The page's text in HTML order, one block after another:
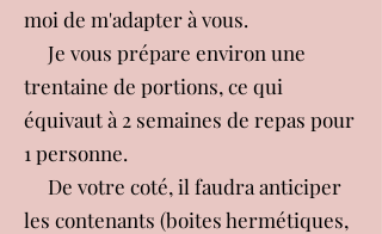
moi de m'adapter à vous.
Je vous prépare environ une
trentaine de portions, ce qui
équivaut à 2 semaines de repas pour
1 personne.
De votre coté, il faudra anticiper
les contenants (boites hermétiques,